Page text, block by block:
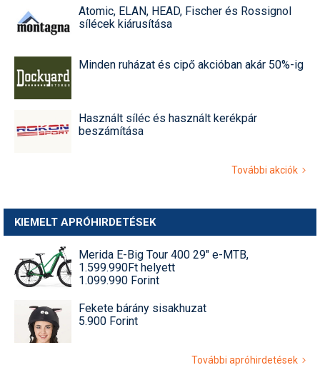
Atomic, ELAN, HEAD, Fischer és Rossignol
sílécek kiárusítása
Minden ruházat és cipő akcióban akár 50%-ig
Használt síléc és használt kerékpár
beszámítása
További akciók
KIEMELT APRÓHIRDETÉSEK
Merida E-Big Tour 400 29" e-MTB,
1.599.990Ft helyett
1.099.990 Forint
Fekete bárány sisakhuzat
5.900 Forint
További apróhirdetések